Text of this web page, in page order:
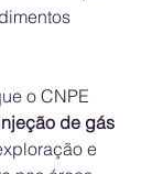
o CNPE
de gás
e